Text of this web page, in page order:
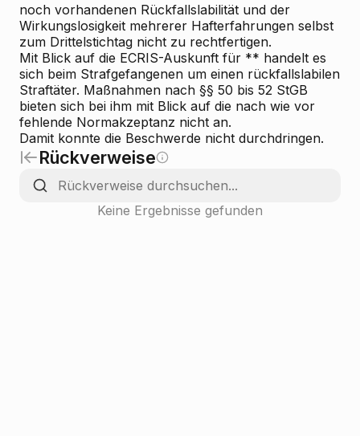
noch vorhandenen Rückfallslabilität und der
Wirkungslosigkeit mehrerer Hafterfahrungen selbst
zum Drittelstichtag nicht zu rechtfertigen.
Mit Blick auf die ECRIS-Auskunft für ** handelt es
sich beim Strafgefangenen um einen rückfallslabilen
Straftäter. Maßnahmen nach §§ 50 bis 52 StGB
bieten sich bei ihm mit Blick auf die nach wie vor
fehlende Normakzeptanz nicht an.
Damit konnte die Beschwerde nicht durchdringen.
Rückverweise
Keine Ergebnisse gefunden